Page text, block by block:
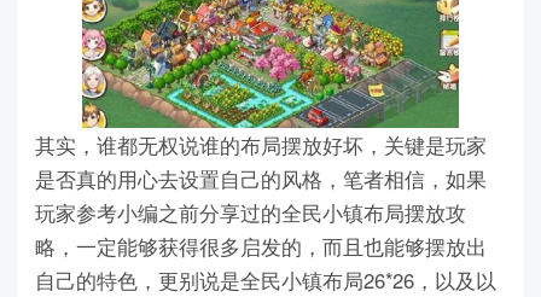
其实，谁都无权说谁的布局摆放好坏，关键是玩家
是否真的用心去设置自己的风格，笔者相信，如果
玩家参考小编之前分享过的全民小镇布局摆放攻
略，一定能够获得很多启发的，而且也能够摆放出
自己的特色，更别说是全民小镇布局26*26，以及以